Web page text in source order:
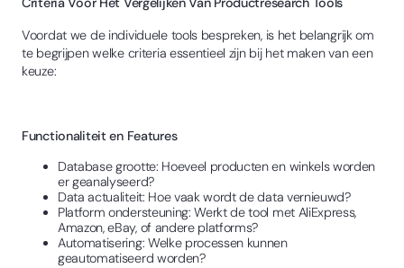
Voordat we de individuele tools bespreken, is het belangrijk om
te begrijpen welke criteria essentieel zijn bij het maken van een
keuze:
Functionaliteit en Features
Database grootte: Hoeveel producten en winkels worden
er geanalyseerd?
Data actualiteit: Hoe vaak wordt de data vernieuwd?
Platform ondersteuning: Werkt de tool met AliExpress,
Amazon, eBay, of andere platforms?
Automatisering: Welke processen kunnen
geautomatiseerd worden?